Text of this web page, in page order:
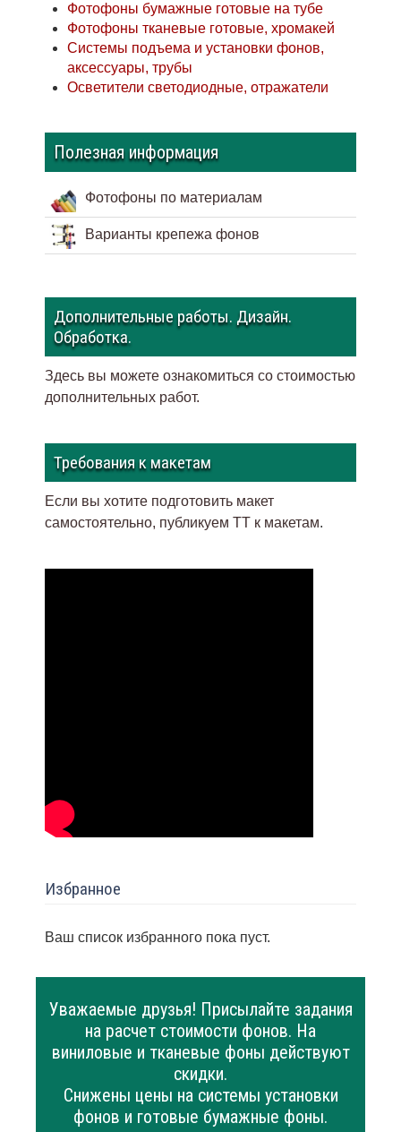
Фотофоны бумажные готовые на тубе
Фотофоны тканевые готовые, хромакей
Системы подъема и установки фонов,
аксессуары, трубы
Осветители светодиодные, отражатели
Полезная информация
Фотофоны по материалам
Варианты крепежа фонов
Дополнительные работы. Дизайн.
Обработка.
Здесь вы можете ознакомиться со стоимостью
дополнительных работ.
Требования к макетам
Если вы хотите подготовить макет
самостоятельно, публикуем ТТ к макетам.
Избранное
Ваш список избранного пока пуст.
Уважаемые друзья! Присылайте задания
на расчет стоимости фонов. На
виниловые и тканевые фоны действуют
скидки.
Снижены цены на системы установки
фонов и готовые бумажные фоны.